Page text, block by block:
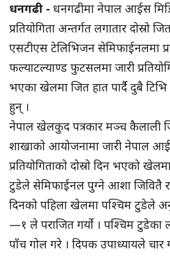
धनगढी - धनगढीमा नेपाल आईस
प्रतियोगिता अन्तर्गत लगातार दोस्रो
एसटीएस टेलिभिजन सेमिफाईनलमा
फल्याटल्याण्ड फुटसलमा जारी
भएका खेलमा जित हात पार्दै दुबै
हुन् ।
नेपाल खेलकुद पत्रकार मञ्च कैलाली
शाखाको आयोजनामा जारी नेपाल
प्रतियोगिताको दोस्रो दिन भएको
टुडेले सेमिफाईनल पुग्ने आशा जिवितै
दिनको पहिला खेलमा पश्चिम टुडेले
—१ ले पराजित गर्यो । पश्चिम टुडेका
पाँच गोल गरे । दिपक उपाध्यायले चार